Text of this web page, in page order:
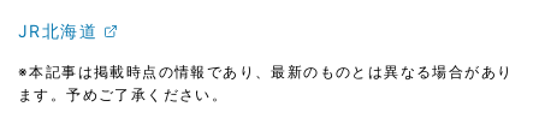
JR北海道
※本記事は掲載時点の情報であり、最新のものとは異なる場合があり
ます。予めご了承ください。